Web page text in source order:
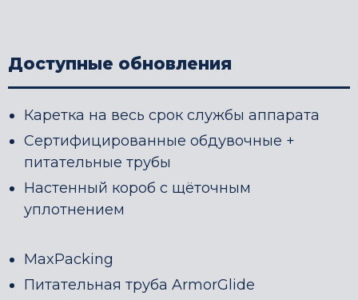
Доступные обновления
Каретка на весь срок службы аппарата
Сертифицированные обдувочные +
питательные трубы
Настенный короб с щёточным
уплотнением
MaxPacking
Питательная труба ArmorGlide